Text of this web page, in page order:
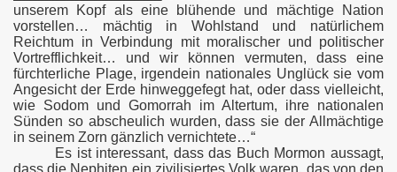
unserem Kopf als eine blühende und mächtige Nation
vorstellen… mächtig in Wohlstand und natürlichem
Reichtum in Verbindung mit moralischer und politischer
Vortrefflichkeit… und wir können vermuten, dass eine
fürchterliche Plage, irgendein nationales Unglück sie vom
Angesicht der Erde hinweggefegt hat, oder dass vielleicht,
wie Sodom und Gomorrah im Altertum, ihre nationalen
Sünden so abscheulich wurden, dass sie der Allmächtige
in seinem Zorn gänzlich vernichtete…“
Es ist interessant, dass das Buch Mormon aussagt,
dass die Nephiten ein zivilisiertes Volk waren, das von den